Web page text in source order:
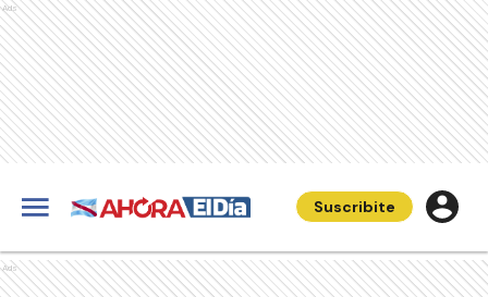
Ads
Suscribite
Ads